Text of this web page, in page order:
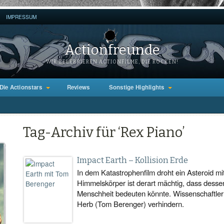
IMPRESSUM
Actionfreunde
WIR ZELEBRIEREN ACTIONFILME, DIE ROCKEN!
Actionstars Reviews Sonstige Highlights
Tag-Archiv für ‘Rex Piano’
Impact Earth – Kollision Erde
In dem Katastrophenfilm droht ein Asteroid
Himmelskörper ist derart mächtig, dass
Menschheit bedeuten könnte.
Herb (Tom Berenger) verhindern.